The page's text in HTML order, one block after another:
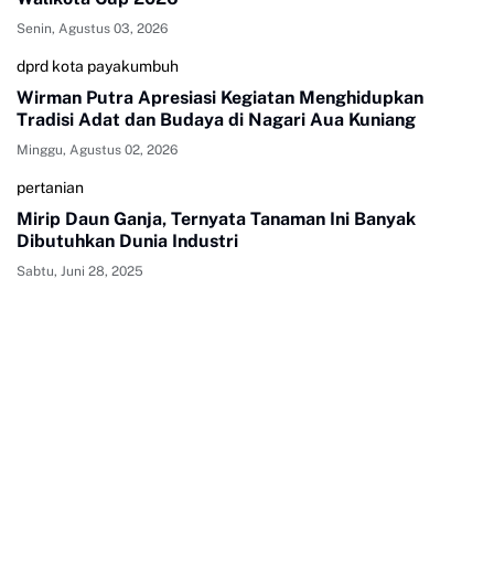
Senin, Agustus 03, 2026
dprd kota payakumbuh
Wirman Putra Apresiasi Kegiatan Menghidupkan
Tradisi Adat dan Budaya di Nagari Aua Kuniang
Minggu, Agustus 02, 2026
pertanian
Mirip Daun Ganja, Ternyata Tanaman Ini Banyak
Dibutuhkan Dunia Industri
Sabtu, Juni 28, 2025